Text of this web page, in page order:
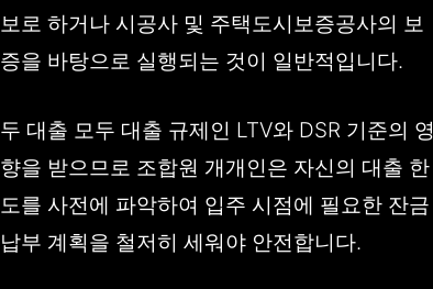
보로 하거나 시공사 및 주택도시보증공사의 보
증을 바탕으로 실행되는 것이 일반적입니다.
두 대출 모두 대출 규제인 LTV와 DSR 기준의 영
향을 받으므로 조합원 개개인은 자신의 대출 한
도를 사전에 파악하여 입주 시점에 필요한 잔금
납부 계획을 철저히 세워야 안전합니다.